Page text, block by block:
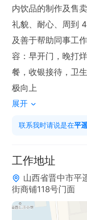
内饮品的制作及售
礼貌、耐心、周到
及善于帮助同事工
容：早开门，晚打
餐，收银接待，卫
极向上
展开
联系我时请说是在平
工作地址
山西省晋中市平
街商铺118号门面